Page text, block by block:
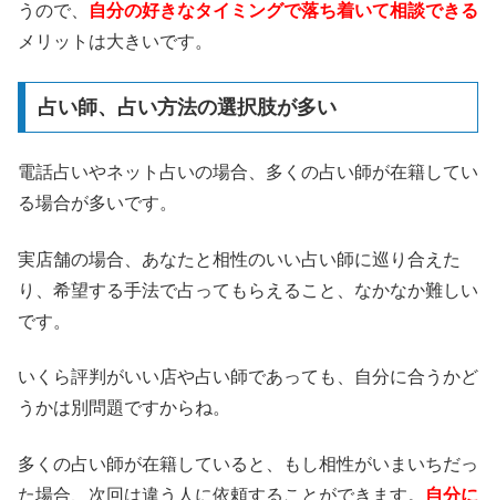
うので、
自分の好きなタイミングで落ち着いて相談できる
メリットは大きいです。
占い師、占い方法の選択肢が多い
電話占いやネット占いの場合、多くの占い師が在籍してい
る場合が多いです。
実店舗の場合、あなたと相性のいい占い師に巡り合えた
り、希望する手法で占ってもらえること、なかなか難しい
です。
いくら評判がいい店や占い師であっても、自分に合うかど
うかは別問題ですからね。
多くの占い師が在籍していると、もし相性がいまいちだっ
た場合、次回は違う人に依頼することができます。
自分に